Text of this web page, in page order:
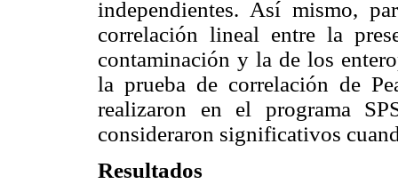
independientes. Así mismo,
correlación lineal entre la
contaminación y la de los
la prueba de correlación de
realizaron en el programa
consideraron significativos
Resultados